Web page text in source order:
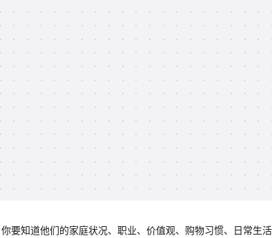
要知道他们的家庭状况、职业、价值观、购物习惯、日常生